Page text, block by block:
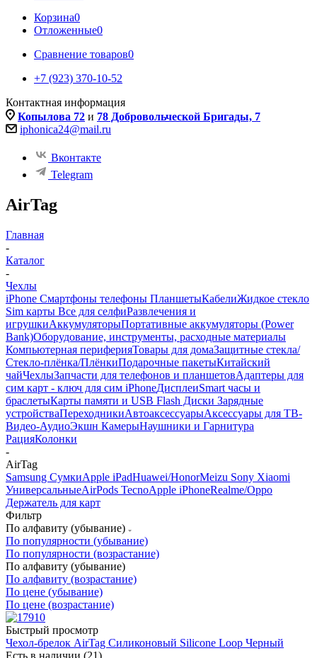
Корзина0
Отложенные0
Сравнение товаров0
+7 (923) 370-10-52
Контактная информация
Копылова 72 и 78 Добровольческой Бригады, 7
iphonica24@mail.ru
Вконтакте
Telegram
AirTag
Главная
-
Каталог
-
Чехлы
iPhone Смартфоны телефоны ПланшетыКабелиЖидкое стекло
Sim карты Все для селфиРазвлечения и
игрушкиАккумуляторыПортативные аккумуляторы (Power
Bank)Оборудование, инструменты, расходные материалы
Компьютерная периферияТовары для домаЗащитные стекла/
Стекло-плёнка/ПлёнкиПодарочные пакетыКитайский
чайЧехлыЗапчасти для телефонов и планшетовАдаптеры для
сим карт - ключ для сим iPhoneДисплеиSmart часы и
браслетыКарты памяти и USB Flash Диски Зарядные
устройстваПереходникиАвтоаксессуарыАксессуары для ТВ-
Видео-АудиоЭкшн КамерыНаушники и Гарнитура
РацияКолонки
-
AirTag
Samsung СумкиApple iPadHuawei/HonorMeizu Sony Xiaomi
УниверсальныеAirPods TecnoApple iPhoneRealme/Oppo
Держатель для карт
Фильтр
По алфавиту (убывание)
По популярности (убывание)
По популярности (возрастание)
По алфавиту (убывание)
По алфавиту (возрастание)
По цене (убывание)
По цене (возрастание)
Быстрый просмотр
Чехол-брелок AirTag Силиконовый Silicone Loop Черный
Есть в наличии (21)